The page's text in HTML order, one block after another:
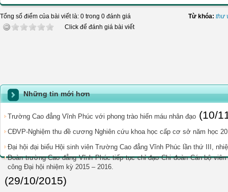
Tổng số điểm của bài viết là: 0 trong 0 đánh giá
Click để đánh giá bài viết
Từ khóa: thư
Những tin mới hơn
Trường Cao đẳng Vĩnh Phúc với phong trào hiến máu nhân đạo (10/
CĐVP-Nghiệm thu đề cương Nghiên cứu khoa học cấp cơ sở năm học
Đại hội đại biểu Hội sinh viên Trường Cao đẳng Vĩnh Phúc lần thứ III,
Đoàn trường Cao đẳng Vĩnh Phúc tiếp tục chỉ đạo Chi đoàn Cán bộ
công Đại hội nhiệm kỳ 2015 – 2016.
(29/10/2015)